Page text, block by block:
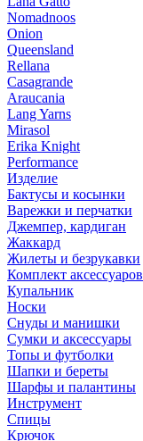
Nomadnoos
Onion
Queensland
Rellana
Casagrande
Araucania
Lang Yarns
Mirasol
Erika Knight
Performance
Изделие
Бактусы и косынки
Варежки и перчатки
Джемпер, кардиган
Жаккард
Жилеты и безрукавки
Комплект аксессуаров
Купальник
Носки
Снуды и манишки
Сумки и аксессуары
Топы и футболки
Шапки и береты
Шарфы и палантины
Инструмент
Спицы
Крючок